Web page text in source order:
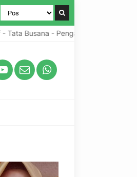
Busana - Pengabdian Umat